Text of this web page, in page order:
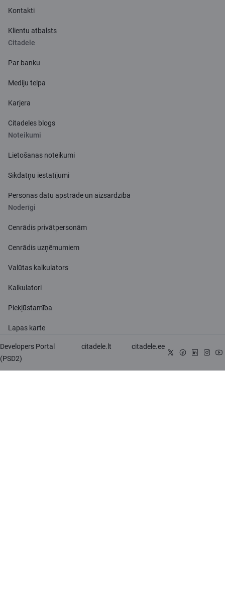
Kontakti
Klientu atbalsts
Citadele
Par banku
Mediju telpa
Karjera
Citadeles blogs
Noteikumi
Lietošanas noteikumi
Sīkdatņu iestatījumi
Personas datu apstrāde un aizsardzība
Noderīgi
Cenrādis privātpersonām
Cenrādis uzņēmumiem
Valūtas kalkulators
Kalkulatori
Piekļūstamība
Lapas karte
Developers Portal
(PSD2)
citadele.lt citadele.ee